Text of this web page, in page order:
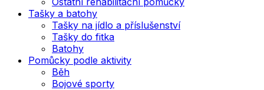
Tašky a batohy
Tašky na jídlo a příslušenství
Tašky do fitka
Batohy
Pomůcky podle aktivity
Běh
Bojové sporty